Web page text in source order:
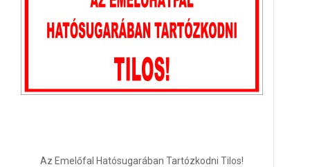
Az Emelőfal Hatósugarában Tartózkodni Tilos!